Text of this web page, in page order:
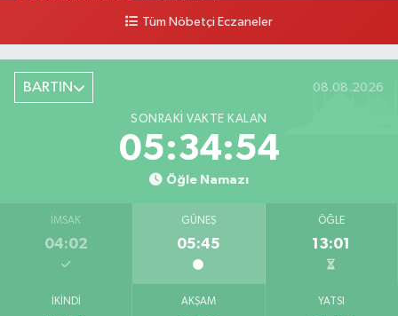
Tüm Nöbetçi Eczaneler
BARTIN 08.08.2026
SONRAKI VAKTE KALAN
05:34:53
Öğle Namazı
İMSAK
04:02
GÜNEŞ
05:45
ÖĞLE
13:01
İKINDI AKŞAM YATSI